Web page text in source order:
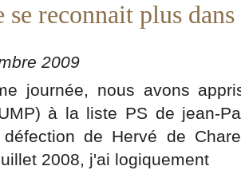
reconnait plus
2009
journée, nous avons
à la liste PS de jean-
de Hervé de
2008, j'ai logiquement